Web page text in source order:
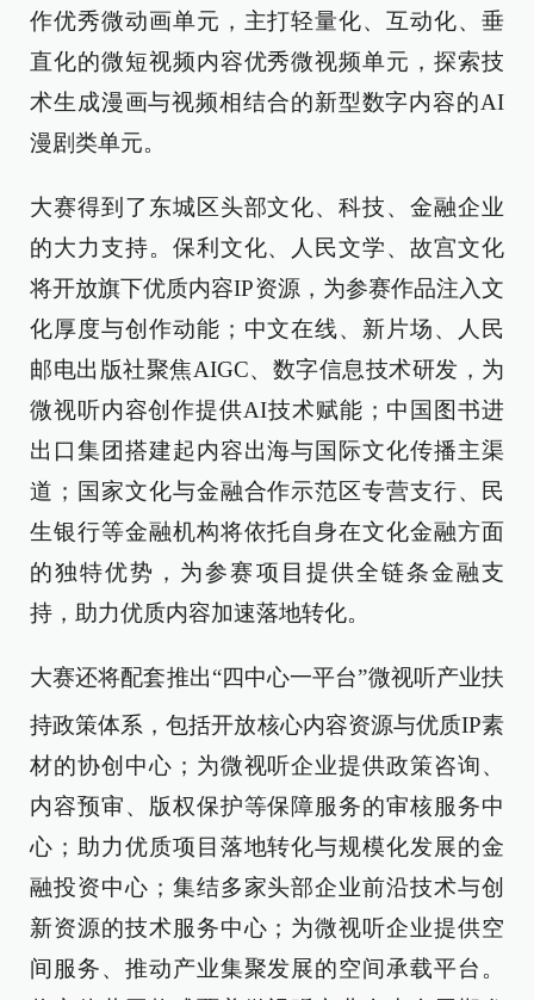
作优秀微动画单元，主打轻量化、互动化、垂
直化的微短视频内容优秀微视频单元，探索技
术生成漫画与视频相结合的新型数字内容的AI
漫剧类单元。
大赛得到了东城区头部文化、科技、金融企业
的大力支持。保利文化、人民文学、故宫文化
将开放旗下优质内容IP资源，为参赛作品注入文
化厚度与创作动能；中文在线、新片场、人民
邮电出版社聚焦AIGC、数字信息技术研发，为
微视听内容创作提供AI技术赋能；中国图书进
出口集团搭建起内容出海与国际文化传播主渠
道；国家文化与金融合作示范区专营支行、民
生银行等金融机构将依托自身在文化金融方面
的独特优势，为参赛项目提供全链条金融支
持，助力优质内容加速落地转化。
大赛还将配套推出“四中心一平台”微视听产业扶
持政策体系，包括开放核心内容资源与优质IP素
材的协创中心；为微视听企业提供政策咨询、
内容预审、版权保护等保障服务的审核服务中
心；助力优质项目落地转化与规模化发展的金
融投资中心；集结多家头部企业前沿技术与创
新资源的技术服务中心；为微视听企业提供空
间服务、推动产业集聚发展的空间承载平台。